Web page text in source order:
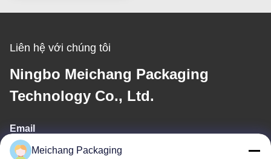
Liên hệ với chúng tôi
Ningbo Meichang Packaging
Technology Co., Ltd.
Email
meichang1@mcpackaging.cn
Meichang Packaging